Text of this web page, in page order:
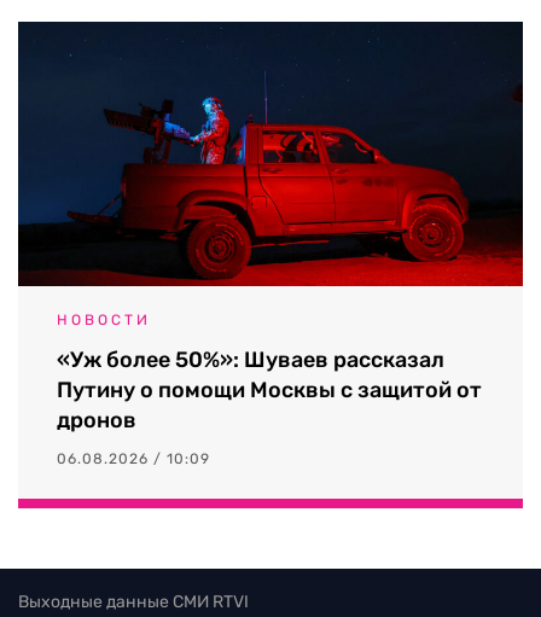
НОВОСТИ
«Уж более 50%»: Шуваев рассказал
Путину о помощи Москвы с защитой от
дронов
06.08.2026 / 10:09
Выходные данные СМИ RTVI